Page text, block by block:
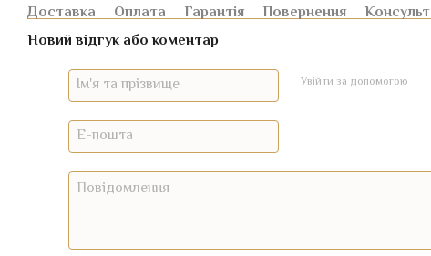
Доставка Оплата Гарантія Повернення
Новий відгук або коментар
Увійти за допомогою